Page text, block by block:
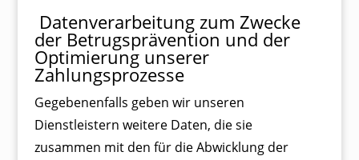
Datenverarbeitung zum Zwecke
der Betrugsprävention und der
Optimierung unserer
Zahlungsprozesse
Gegebenenfalls geben wir unseren
Dienstleistern weitere Daten, die sie
zusammen mit den für die Abwicklung der